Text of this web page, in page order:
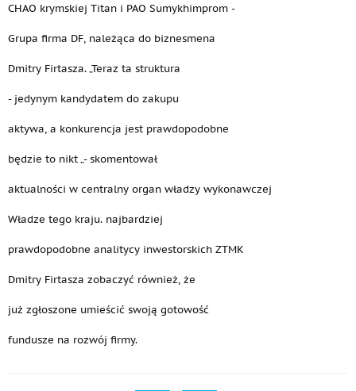
CHAO krymskiej Titan i PAO Sumykhimprom -
Grupa firma DF, należąca do biznesmena
Dmitry Firtasza. „Teraz ta struktura
- jedynym kandydatem do zakupu
aktywa, a konkurencja jest prawdopodobne
będzie to nikt „- skomentował
aktualności w centralny organ władzy wykonawczej
Władze tego kraju. najbardziej
prawdopodobne analitycy inwestorskich ZTMK
Dmitry Firtasza zobaczyć również, że
już zgłoszone umieścić swoją gotowość
fundusze na rozwój firmy.